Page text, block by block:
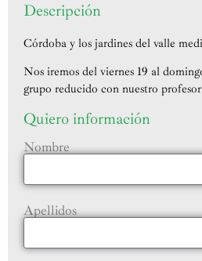
Descripción
Córdoba y los jardines del valle
Nos iremos del viernes 19 al
grupo reducido con nuestro
Quiero información
Nombre
Apellidos